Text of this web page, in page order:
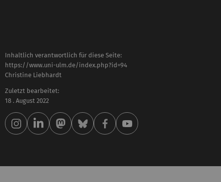
Inhaltlich verantwortlich für diese Seite:
https://www.uni-ulm.de/index.php?id=94
Christine Liebhardt
Zuletzt bearbeitet:
18 . August 2022